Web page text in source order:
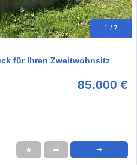
1 / 7
für Ihren Zweitwohnsitz
85.000 €
★ ➦ ➜